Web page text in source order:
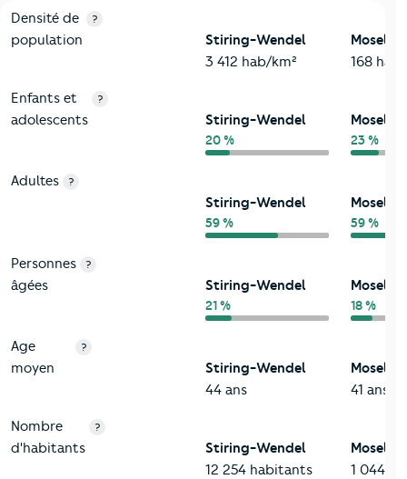
2-Habitants
Critères Stiring-Wendel
Densité de
population
?
Stiring-Wendel
3 412 hab/km²
Moselle
168
Enfants et
adolescents
?
Stiring-Wendel
20 %
Moselle
23 %
Adultes ?
Stiring-Wendel
59 %
Moselle
59 %
Personnes
âgées
?
Stiring-Wendel
21 %
Moselle
18 %
Age
moyen
?
Stiring-Wendel
44 ans
Moselle
41 ans
Nombre
d'habitants
?
Stiring-Wendel
12 254 habitants
Moselle
1 044